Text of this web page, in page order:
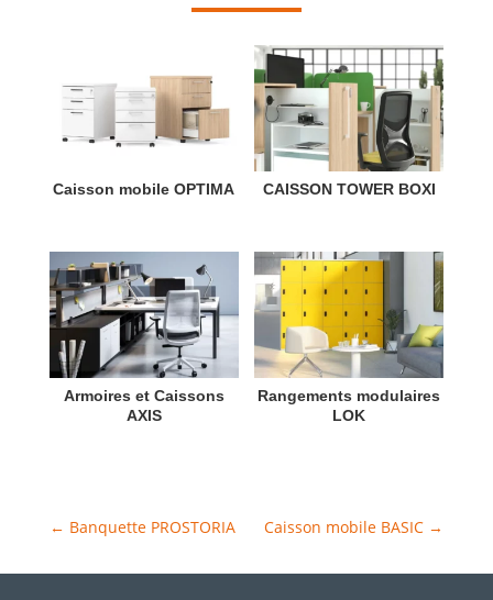
Caisson mobile OPTIMA CAISSON TOWER BOXI
Armoires et Caissons
AXIS
Rangements modulaires
LOK
← Banquette PROSTORIA Caisson mobile BASIC →